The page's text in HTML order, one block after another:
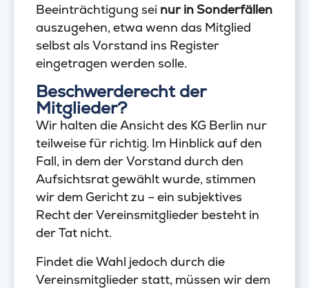
Beeinträchtigung sei nur in Sonderfällen
auszugehen, etwa wenn das Mitglied
selbst als Vorstand ins Register
eingetragen werden solle.
Beschwerderecht der
Mitglieder?
Wir halten die Ansicht des KG Berlin nur
teilweise für richtig. Im Hinblick auf den
Fall, in dem der Vorstand durch den
Aufsichtsrat gewählt wurde, stimmen
wir dem Gericht zu – ein subjektives
Recht der Vereinsmitglieder besteht in
der Tat nicht.
Findet die Wahl jedoch durch die
Vereinsmitglieder statt, müssen wir dem